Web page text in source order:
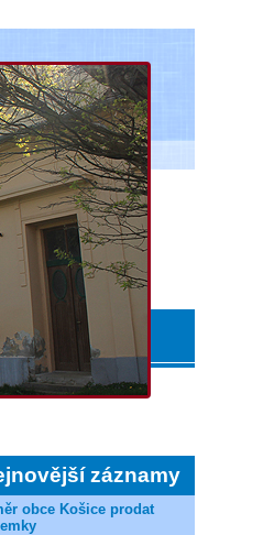
záznamy
obce Košice prodat